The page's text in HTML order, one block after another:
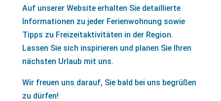
Auf unserer Website erhalten Sie detaillierte
Informationen zu jeder Ferienwohnung sowie
Tipps zu Freizeitaktivitäten in der Region.
Lassen Sie sich inspirieren und planen Sie Ihren
nächsten Urlaub mit uns.
Wir freuen uns darauf, Sie bald bei uns begrüßen
zu dürfen!